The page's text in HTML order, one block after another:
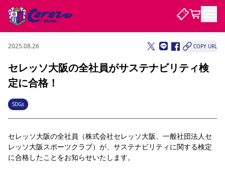
試合・チーム
試合について
試合日程 / 結果
チームについて
選手・スタッフ スケジュール メディア情報 アクセス レディース
アカデミー ハナサカプレーヤー 歴代所属選手
観戦する
チケット
チケット情報 販売スケジュール 価格・席種 購入方法
シーズンシート 法人シーズンシート 福祉サービス
団体チケット
特定興行入場券
譲渡サービス リセールサービス
クラブを知る
セレッソ大阪について
ファンクラブ
2025.08.26 COPY URL
セレッソ大阪の全社員がサステナビリティ検
定に合格！
SDGs
セレッソ大阪の全社員（株式会社セレッソ大阪、一般社団法人セ
レッソ大阪スポーツクラブ）が、サステナビリティに関する検定
に合格したことをお知らせいたします。